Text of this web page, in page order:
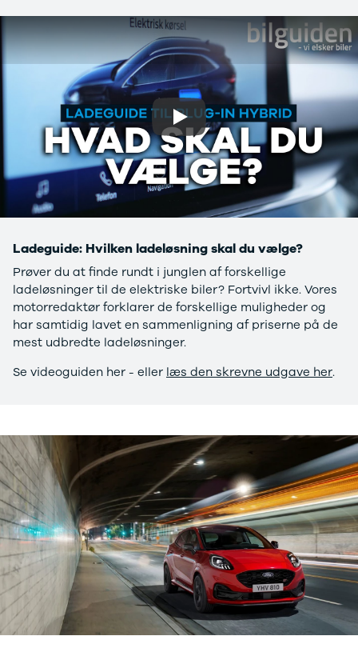
Tilbud
Ladeløsning
til elbil
Oversigt
Clever
ladeløsning
Ladekabler
til elbilen
Ladeløsning
til plug-in
hybrid
Ladeguide til
Udlevering
af ny bil
Corsa-e
Astra
Mokka
Mokka-e
Mokka X
Insignia
Crossland
Crossland X
Grandland X
Movano
Vivaro
Zafira-e Life
Peugeot
Se alle
Peugeot
108
208
E-208
2008
308
Boxer 435
E-2008
e-Expert
Boxer 335
Boxer 333
Boxer 330
Expert
Polestar
Se alle
Polestar
2
Play
Ladeguide: Hvilken ladeløsning skal du vælge?
Prøver du at finde rundt i junglen af forskellige
ladeløsninger til de elektriske biler? Fortvivl ikke. Vores
motorredaktør forklarer de forskellige muligheder og
har samtidig lavet en sammenligning af priserne på de
mest udbredte ladeløsninger.
Se videoguiden her - eller læs den skrevne udgave her.